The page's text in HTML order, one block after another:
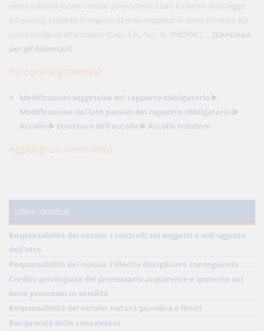
senza tuttavia essere tenuto ad escuterlo (dato il silenzio della legge
sul punto). Soltanto in seguito all'esito negativo di detta richiesta egli
potrà rivolgersi all'accollato (Cass. Civ., Sez. III, 9982/04 ). ... (Continua
per gli Abbonati)
Percorsi argomentali
Modificazioni soggettive del rapporto obbligatorio
Modificazione del lato passivo del rapporto obbligatorio
Accollo
Struttura dell'accollo Accollo trilatere
Aggiungi un commento
Ultimi contributi
Responsabilità del notaio: i controlli sui soggetti e sull'oggetto
dell'atto
Responsabilità del notaio: l'illecito disciplinare conseguente
Credito privilegiato del promissario acquirente e ipoteche sul
bene promesso in vendita
Responsabilità del notaio: natura giuridica e limiti
Reciprocità delle concessioni